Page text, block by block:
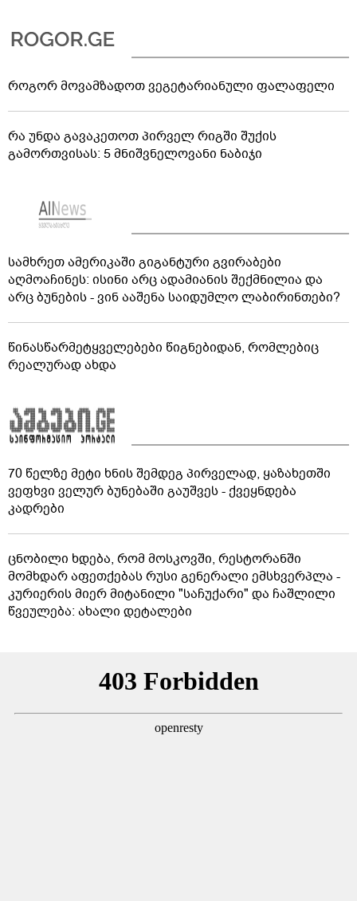
როგორ მოვამზადოთ ვეგეტარიანული ფალაფელი
რა უნდა გავაკეთოთ პირველ რიგში შუქის
გამორთვისას: 5 მნიშვნელოვანი ნაბიჯი
სამხრეთ ამერიკაში გიგანტური გვირაბები
აღმოაჩინეს: ისინი არც ადამიანის შექმნილია და
არც ბუნების - ვინ ააშენა საიდუმლო ლაბირინთები?
წინასწარმეტყველებები წიგნებიდან, რომლებიც
რეალურად ახდა
70 წელზე მეტი ხნის შემდეგ პირველად, ყაზახეთში
ვეფხვი ველურ ბუნებაში გაუშვეს - ქვეყნდება
კადრები
ცნობილი ხდება, რომ მოსკოვში, რესტორანში
მომხდარ აფეთქებას რუსი გენერალი ემსხვერპლა -
კურიერის მიერ მიტანილი "საჩუქარი" და ჩაშლილი
წვეულება: ახალი დეტალები